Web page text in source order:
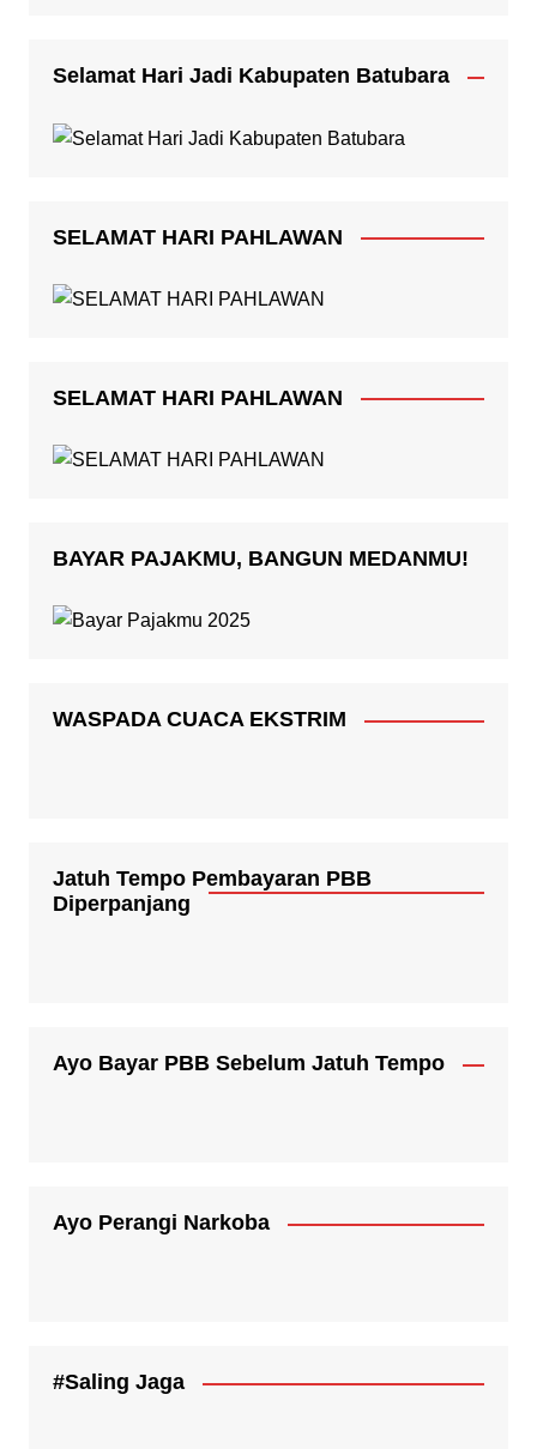
Selamat Hari Jadi Kabupaten Batubara
SELAMAT HARI PAHLAWAN
SELAMAT HARI PAHLAWAN
BAYAR PAJAKMU, BANGUN MEDANMU!
WASPADA CUACA EKSTRIM
Jatuh Tempo Pembayaran PBB
Diperpanjang
Ayo Bayar PBB Sebelum Jatuh Tempo
Ayo Perangi Narkoba
#Saling Jaga